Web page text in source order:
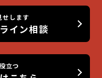
せします
イン相談
立つ